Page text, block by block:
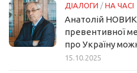
ДІАЛОГИ / НА ЧАСІ
Анатолій
превентивної
про Україну
15.10.2025